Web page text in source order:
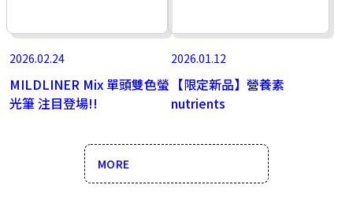
2026.02.24
MILDLINER Mix 單頭雙色螢
光筆 注目登場!!
2026.01.12
【限定新品】營養素
nutrients
MORE